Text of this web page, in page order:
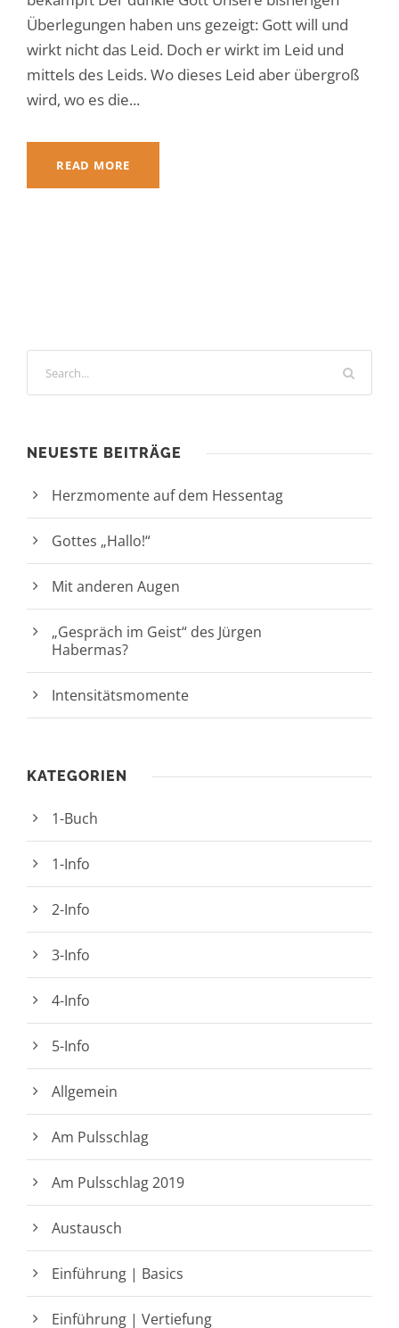
Überlegungen haben uns gezeigt: Gott will und
wirkt nicht das Leid. Doch er wirkt im Leid und
mittels des Leids. Wo dieses Leid aber übergroß
wird, wo es die...
READ MORE
NEUESTE BEITRÄGE
Herzmomente auf dem Hessentag
Gottes „Hallo!“
Mit anderen Augen
„Gespräch im Geist“ des Jürgen
Habermas?
Intensitätsmomente
KATEGORIEN
1-Buch
1-Info
2-Info
3-Info
4-Info
5-Info
Allgemein
Am Pulsschlag
Am Pulsschlag 2019
Austausch
Einführung | Basics
Einführung | Vertiefung